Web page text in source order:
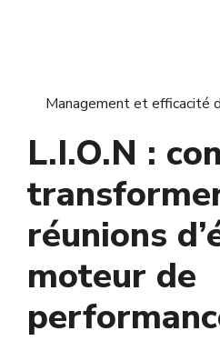
Management et efficacité
L.I.O.N :
réunions
moteur de